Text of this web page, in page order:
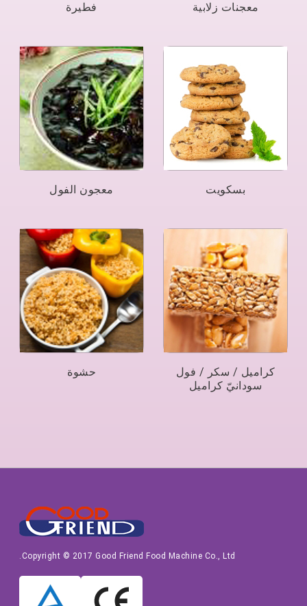
معجنات زلابية فطيرة
بسكويت معجون الفول
كراميل / سكر / فول
سودانيّ كراميل
حشوة
Copyright © 2017 Good Friend Food Machine Co., Ltd.